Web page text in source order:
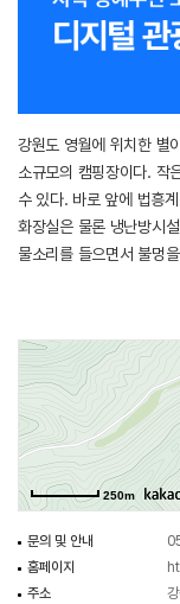
강원도 영월에 위치한 별
소규모의 캠핑장이다. 작
수 있다. 바로 앞에 법흥
화장실은 물론 냉난방시
물소리를 들으면서 불멍
250m
문의 및 안내
홈페이지
주소